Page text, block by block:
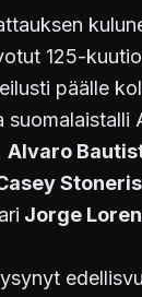
125-
päälle
suomalaistalli
Alvaro
Jorge